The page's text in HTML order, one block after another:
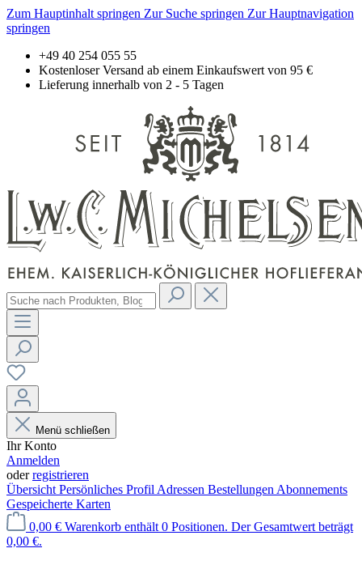
Zum Hauptinhalt springen Zur Suche springen Zur Hauptnavigation
springen
+49 40 254 055 55
Kostenloser Versand ab einem Einkaufswert von 95 €
Lieferung innerhalb von 2 - 5 Tagen
Menü schließen
Ihr Konto
Anmelden
oderregistrieren
Übersicht Persönliches Profil Adressen Bestellungen Abonnements
Gespeicherte Karten
0,00 € Warenkorb enthält 0 Positionen. Der Gesamtwert beträgt
0,00 €.